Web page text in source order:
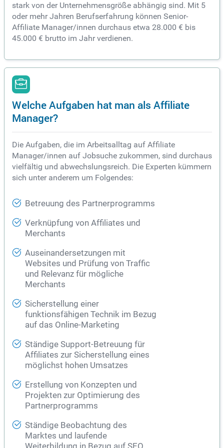
stark von der Unternehmensgröße abhängig sind. Mit 5
oder mehr Jahren Berufserfahrung können Senior-
Affiliate Manager/innen durchaus etwa 28.000 € bis
45.000 € brutto im Jahr verdienen.
Welche Aufgaben hat man als Affiliate
Manager?
Die Aufgaben, die im Arbeitsalltag auf Affiliate
Manager/innen auf Jobsuche zukommen, sind durchaus
vielfältig und abwechslungsreich. Die Experten kümmern
sich unter anderem um Folgendes:
Betreuung des Partnerprogramms
Verknüpfung von Affiliates und
Merchants
Auseinandersetzungen mit
Websites und Prüfung von Traffic
und Relevanz für mögliche
Merchants
Sicherstellung einer
funktionsfähigen Technik im Bezug
auf das Online-Marketing
Ständige Support-Betreuung für
Affiliates zur Sicherstellung eines
möglichst hohen Umsatzes
Erstellung von Konzepten und
Projekten zur Optimierung des
Partnerprogramms
Ständige Beobachtung des
Marktes und laufende